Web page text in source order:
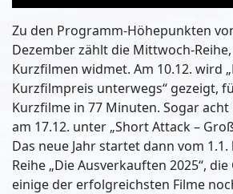
Zu den Programm-Höhepunkten
Dezember zählt die Mittwoch-
Kurzfilmen widmet. Am 10.12. wird
Kurzfilmpreis unterwegs“ gezeigt,
Kurzfilme in 77 Minuten. Sogar acht
am 17.12. unter „Short Attack –
Das neue Jahr startet dann vom
Reihe „Die Ausverkauften 2025“,
einige der erfolgreichsten Filme